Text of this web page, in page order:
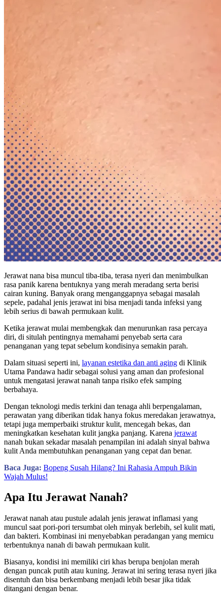
Jerawat nana bisa muncul tiba-tiba, terasa nyeri dan menimbulkan
rasa panik karena bentuknya yang merah meradang serta berisi
cairan kuning. Banyak orang menganggapnya sebagai masalah
sepele, padahal jenis jerawat ini bisa menjadi tanda infeksi yang
lebih serius di bawah permukaan kulit.
Ketika jerawat mulai membengkak dan menurunkan rasa percaya
diri, di situlah pentingnya memahami penyebab serta cara
penanganan yang tepat sebelum kondisinya semakin parah.
Dalam situasi seperti ini, layanan estetika dan anti aging di Klinik
Utama Pandawa hadir sebagai solusi yang aman dan profesional
untuk mengatasi jerawat nanah tanpa risiko efek samping
berbahaya.
Dengan teknologi medis terkini dan tenaga ahli berpengalaman,
perawatan yang diberikan tidak hanya fokus meredakan jerawatnya,
tetapi juga memperbaiki struktur kulit, mencegah bekas, dan
meningkatkan kesehatan kulit jangka panjang. Karena jerawat
nanah bukan sekadar masalah penampilan ini adalah sinyal bahwa
kulit Anda membutuhkan penanganan yang cepat dan benar.
Baca Juga: Bopeng Susah Hilang? Ini Rahasia Ampuh Bikin
Wajah Mulus!
Apa Itu Jerawat Nanah?
Jerawat nanah atau pustule adalah jenis jerawat inflamasi yang
muncul saat pori-pori tersumbat oleh minyak berlebih, sel kulit mati,
dan bakteri. Kombinasi ini menyebabkan peradangan yang memicu
terbentuknya nanah di bawah permukaan kulit.
Biasanya, kondisi ini memiliki ciri khas berupa benjolan merah
dengan puncak putih atau kuning. Jerawat ini sering terasa nyeri jika
disentuh dan bisa berkembang menjadi lebih besar jika tidak
ditangani dengan benar.